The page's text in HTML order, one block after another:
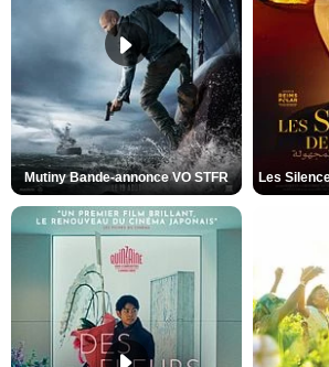
Mutiny Bande-annonce VO STFR